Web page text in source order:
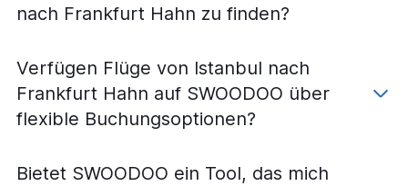
nach Frankfurt Hahn zu finden?
Verfügen Flüge von Istanbul nach
Frankfurt Hahn auf SWOODOO über
flexible Buchungsoptionen?
Bietet SWOODOO ein Tool, das mich